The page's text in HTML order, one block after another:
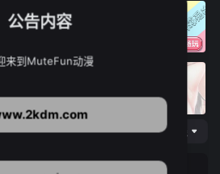
网页专线
公告内容
来到MuteFun动漫